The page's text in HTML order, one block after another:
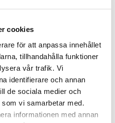
cookies
för att anpassa innehållet
tillhandahålla funktioner
vår trafik. Vi
identifierare och annan
de sociala medier och
vi samarbetar med.
informationen med annan
med tillsats av kol och ev
I masugnen värms malm i
kulor, och andra tillsatser
temperaturer kan
ta upp syre från
råjärn och slagg
ur ugnen. Råjärnet som